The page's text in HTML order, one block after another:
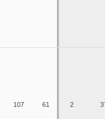
107 61 2